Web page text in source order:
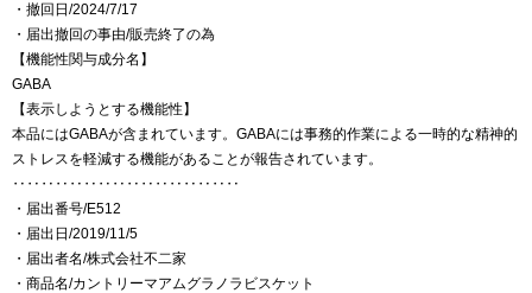
・撤回日/2024/7/17
・届出撤回の事由/販売終了の為
【機能性関与成分名】
GABA
【表示しようとする機能性】
本品にはGABAが含まれています。GABAには事務的作業による一時的な精神的
ストレスを軽減する機能があることが報告されています。
‥‥‥‥‥‥‥‥‥‥‥‥‥‥‥‥
・届出番号/E512
・届出日/2019/11/5
・届出者名/株式会社不二家
・商品名/カントリーマアムグラノラビスケット